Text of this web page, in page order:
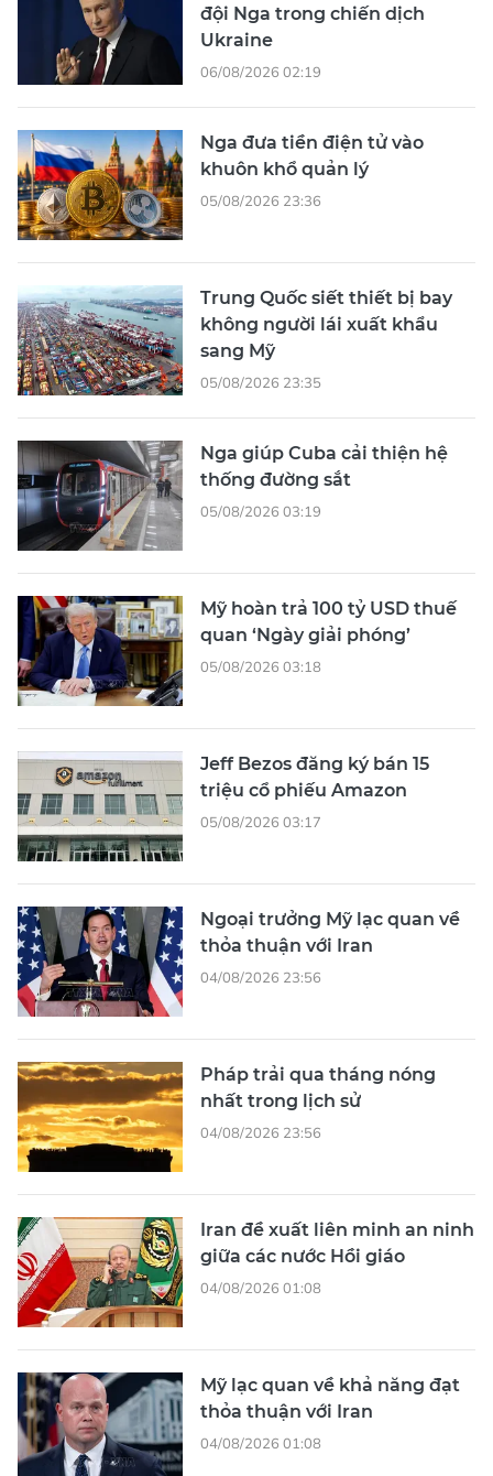
đội Nga trong chiến dịch
Ukraine
06/08/2026 02:19
Nga đưa tiền điện tử vào
khuôn khổ quản lý
05/08/2026 23:36
Trung Quốc siết thiết bị bay
không người lái xuất khẩu
sang Mỹ
05/08/2026 23:35
Nga giúp Cuba cải thiện hệ
thống đường sắt
05/08/2026 03:19
Mỹ hoàn trả 100 tỷ USD thuế
quan ‘Ngày giải phóng’
05/08/2026 03:18
Jeff Bezos đăng ký bán 15
triệu cổ phiếu Amazon
05/08/2026 03:17
Ngoại trưởng Mỹ lạc quan về
thỏa thuận với Iran
04/08/2026 23:56
Pháp trải qua tháng nóng
nhất trong lịch sử
04/08/2026 23:56
Iran đề xuất liên minh an ninh
giữa các nước Hồi giáo
04/08/2026 01:08
Mỹ lạc quan về khả năng đạt
thỏa thuận với Iran
04/08/2026 01:08